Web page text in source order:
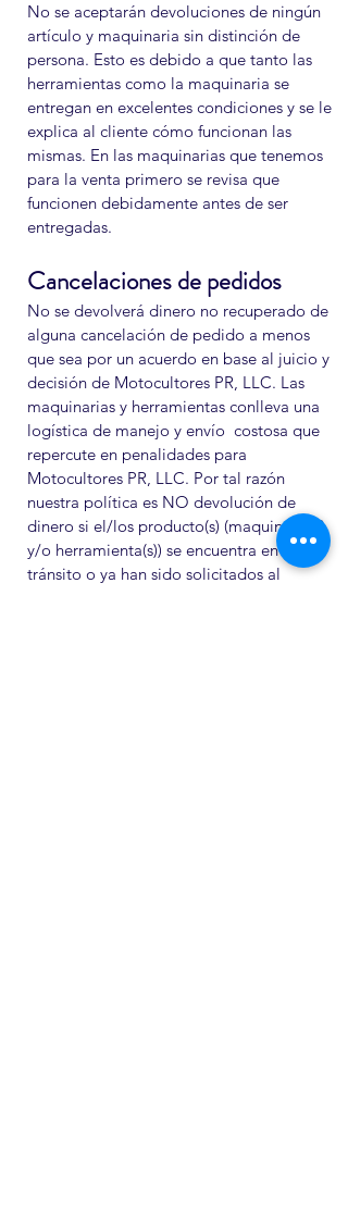
No se aceptarán devoluciones de ningún
artículo y maquinaria sin distinción de
persona. Esto es debido a que tanto las
herramientas como la maquinaria se
entregan en excelentes condiciones y se le
explica al cliente cómo funcionan las
mismas. En las maquinarias que tenemos
para la venta primero se revisa que
funcionen debidamente antes de ser
entregadas.
Cancelaciones de pedidos
No se devolverá dinero no recuperado de
alguna cancelación de pedido a menos
que sea por un acuerdo en base al juicio y
decisión de Motocultores PR, LLC. Las
maquinarias y herramientas conlleva una
logística de manejo y envío costosa que
repercute en penalidades para
Motocultores PR, LLC. Por tal razón
nuestra política es NO devolución de
dinero si el/los producto(s) (maquinaria(s)
y/o herramienta(s)) se encuentra en
tránsito o ya han sido solicitados al